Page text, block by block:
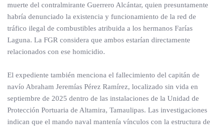
muerte del contralmirante Guerrero Alcántar, quien presuntamente
habría denunciado la existencia y funcionamiento de la red de
tráfico ilegal de combustibles atribuida a los hermanos Farías
Laguna. La FGR considera que ambos estarían directamente
relacionados con ese homicidio.
El expediente también menciona el fallecimiento del capitán de
navío Abraham Jeremías Pérez Ramírez, localizado sin vida en
septiembre de 2025 dentro de las instalaciones de la Unidad de
Protección Portuaria de Altamira, Tamaulipas. Las investigaciones
indican que el mando naval mantenía vínculos con la estructura de